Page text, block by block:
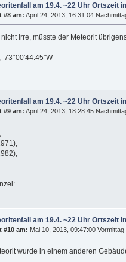
am 19.4. ~22 Uhr Ortszeit
#8 am: April 24, 2013, 16:31:04
irre, müsste der Meteorit
73°00'44.45"W
am 19.4. ~22 Uhr Ortszeit
#9 am: April 24, 2013, 18:28:45
am 19.4. ~22 Uhr Ortszeit
#10 am: Mai 10, 2013, 09:47:00 Vormittag
wurde in einem anderen